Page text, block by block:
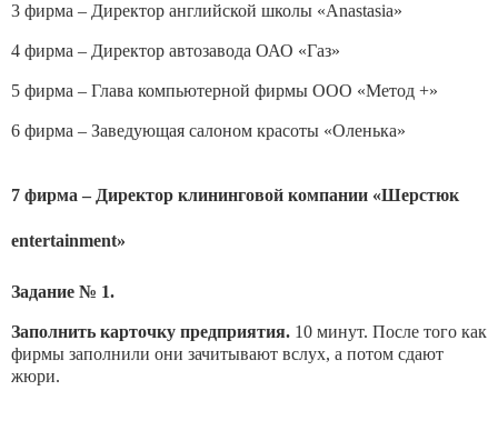
3 фирма – Директор английской школы «Anastasia»
4 фирма – Директор автозавода ОАО «Газ»
5 фирма – Глава компьютерной фирмы ООО «Метод +»
6 фирма – Заведующая салоном красоты «Оленька»
7 фирма – Директор клининговой компании «Шерстюк
entertainment»
Задание № 1.
Заполнить карточку предприятия. 10 минут. После того как
фирмы заполнили они зачитывают вслух, а потом сдают
жюри.